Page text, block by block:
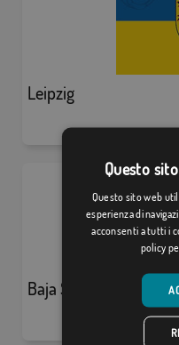
Leipzig
Baja Sajonia
Questo
Questo sito web
esperienza di
acconsenti a tutti i
policy